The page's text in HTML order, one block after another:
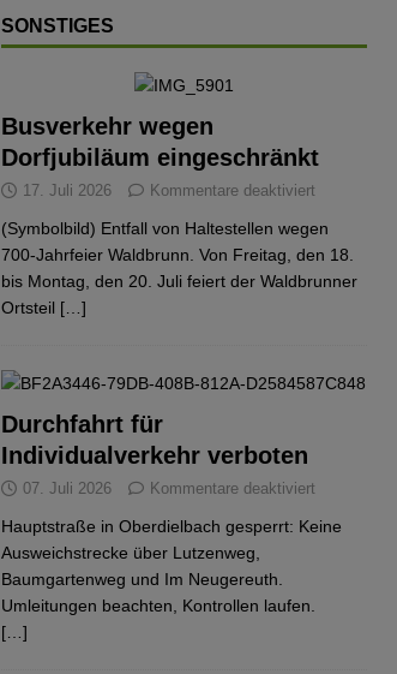
SONSTIGES
Busverkehr wegen
Dorfjubiläum eingeschränkt
17. Juli 2026 Kommentare deaktiviert
(Symbolbild) Entfall von Haltestellen wegen
700-Jahrfeier Waldbrunn. Von Freitag, den 18.
bis Montag, den 20. Juli feiert der Waldbrunner
Ortsteil […]
Durchfahrt für
Individualverkehr verboten
07. Juli 2026 Kommentare deaktiviert
Hauptstraße in Oberdielbach gesperrt: Keine
Ausweichstrecke über Lutzenweg,
Baumgartenweg und Im Neugereuth.
Umleitungen beachten, Kontrollen laufen.
[…]